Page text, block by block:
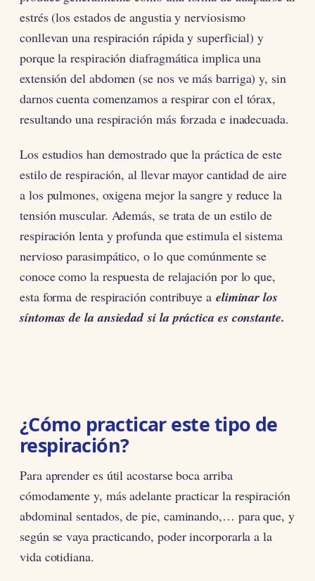
estrés (los estados de angustia y nerviosismo
conllevan una respiración rápida y superficial) y
porque la respiración diafragmática implica una
extensión del abdomen (se nos ve más barriga) y, sin
darnos cuenta comenzamos a respirar con el tórax,
resultando una respiración más forzada e inadecuada.
Los estudios han demostrado que la práctica de este
estilo de respiración, al llevar mayor cantidad de aire
a los pulmones, oxigena mejor la sangre y reduce la
tensión muscular. Además, se trata de un estilo de
respiración lenta y profunda que estimula el sistema
nervioso parasimpático, o lo que comúnmente se
conoce como la respuesta de relajación por lo que,
esta forma de respiración contribuye a eliminar los
síntomas de la ansiedad si la práctica es constante.
¿Cómo practicar este tipo de
respiración?
Para aprender es útil acostarse boca arriba
cómodamente y, más adelante practicar la respiración
abdominal sentados, de pie, caminando,… para que, y
según se vaya practicando, poder incorporarla a la
vida cotidiana.